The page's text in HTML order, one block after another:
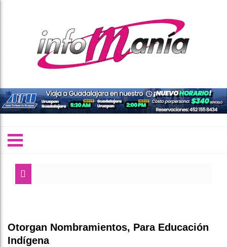
Otorgan Nombramientos, Para Educación
Indígena